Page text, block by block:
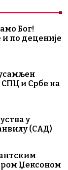
Бог!
по деценије
СПЦ и Србе на
у
(САД)
Џексоном